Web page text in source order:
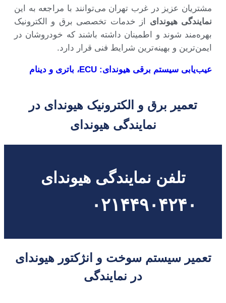
تعمیر برق و الکترونیک هیوندای در
نمایندگی هیوندای
مشتریان عزیز در غرب تهران می‌توانند با مراجعه به این
نمایندگی هیوندای از خدمات تخصصی برق و الکترونیک
بهره‌مند شوند و اطمینان داشته باشند که خودروشان در
ایمن‌ترین و بهینه‌ترین شرایط فنی قرار دارد.
عیب‌یابی سیستم برقی هیوندای: ECU، باتری و دینام
تلفن نمایندگی هیوندای
۰۲۱۴۴۹۰۴۲۴۰
تعمیر سیستم سوخت و انژکتور هیوندای
در نمایندگی